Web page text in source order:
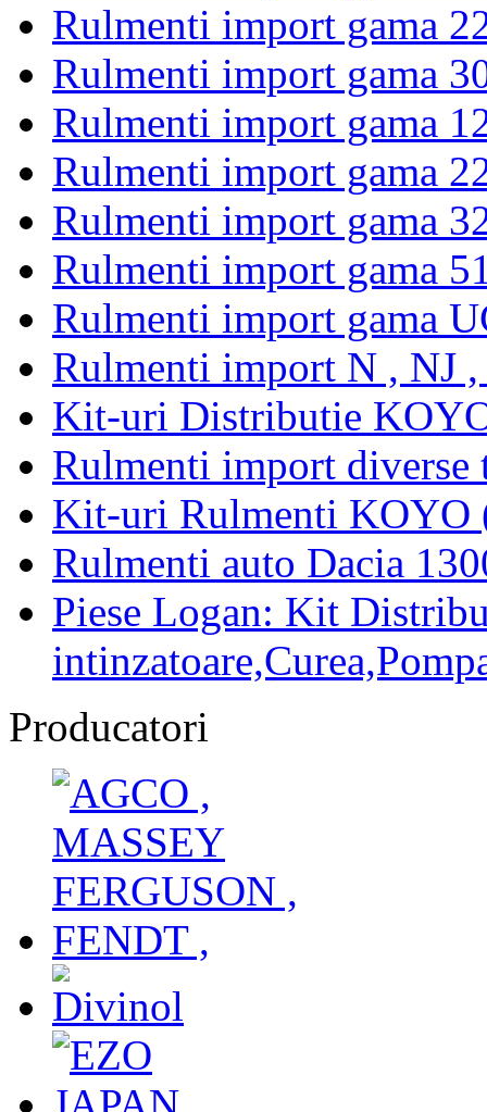
Rulmenti import gama
Rulmenti import gama
Rulmenti import gama
Rulmenti import gama
Rulmenti import gama
Rulmenti import gama
Rulmenti import gama
Rulmenti import N , NJ
Kit-uri Distributie
Rulmenti import
Kit-uri Rulmenti KOYO
Rulmenti auto Dacia
Piese Logan: Kit
Producatori